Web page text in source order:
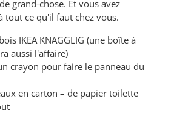
grand-chose. Et vous avez
tout ce qu'il faut chez vous.
IKEA KNAGGLIG (une boîte à
aussi l'affaire)
crayon pour faire le panneau du
en carton – de papier toilette